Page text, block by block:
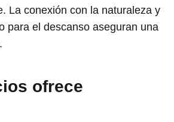
La conexión con la naturaleza y
para el descanso aseguran una
ofrece